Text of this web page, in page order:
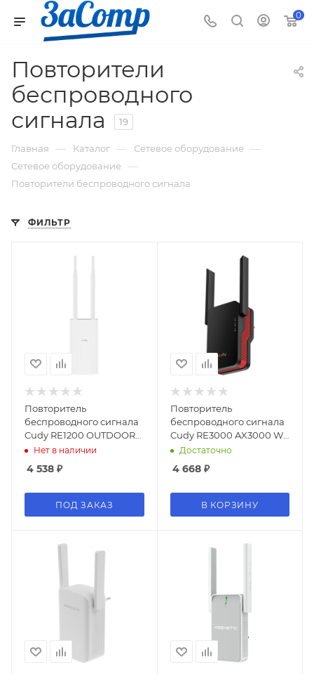
0
Повторители
беспроводного
сигнала
19
Главная — Каталог — Сетевое оборудование —
Cетевое оборудование —
Повторители беспроводного сигнала
ФИЛЬТР
Повторитель
беспроводного сигнала
Cudy RE1200 OUTDOOR
AC1200 Wi-Fi белый
Нет в наличии
4 538 ₽
ПОД ЗАКАЗ
Повторитель
беспроводного сигнала
Cudy RE3000 AX3000 Wi-
Fi черный
Достаточно
4 668₽
В КОРЗИНУ